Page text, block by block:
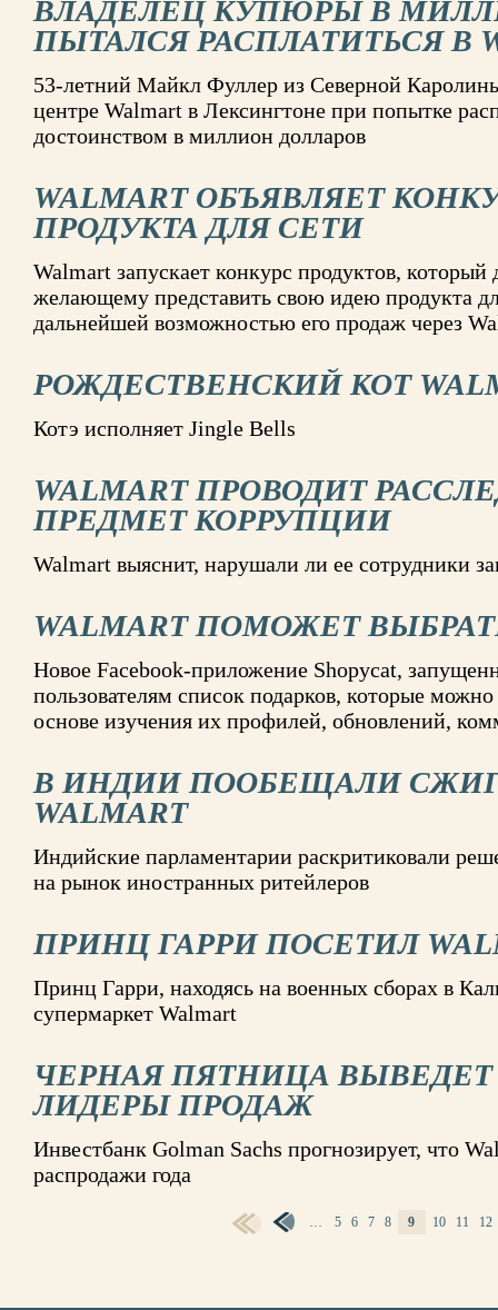
ВЛАДЕЛЕЦ КУПЮРЫ В
ПЫТАЛСЯ РАСПЛАТИТЬСЯ В
53-летний Майкл Фуллер из Северной
центре Walmart в Лексингтоне при попытке
достоинством в миллион долларов
WALMART ОБЪЯВЛЯЕТ
ПРОДУКТА ДЛЯ СЕТИ
Walmart запускает конкурс продуктов,
желающему представить свою идею продукта
дальнейшей возможностью его продаж через
РОЖДЕСТВЕНСКИЙ КОТ
Котэ исполняет Jingle Bells
WALMART ПРОВОДИТ
ПРЕДМЕТ КОРРУПЦИИ
Walmart выяснит, нарушали ли ее сотрудники
WALMART ПОМОЖЕТ
Новое Facebook-приложение Shopycat,
пользователям список подарков, которые
основе изучения их профилей, обновлений,
В ИНДИИ ПООБЕЩАЛИ
WALMART
Индийские парламентарии раскритиковали
на рынок иностранных ритейлеров
ПРИНЦ ГАРРИ ПОСЕТИЛ
Принц Гарри, находясь на военных сборах в
супермаркет Walmart
ЧЕРНАЯ ПЯТНИЦА ВЫВЕДЕТ
ЛИДЕРЫ ПРОДАЖ
Инвестбанк Golman Sachs прогнозирует, что
распродажи года
… 5 6 7 8 9 10 11 12